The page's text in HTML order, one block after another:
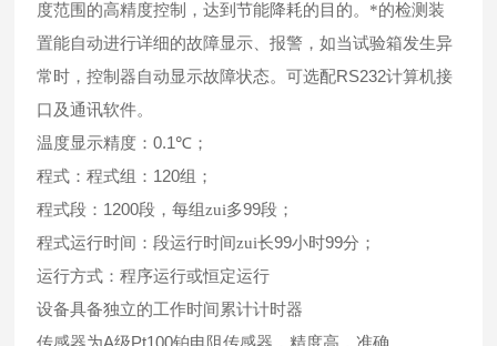
度范围的高精度控制，达到节能降耗的目的。*的检测装
置能自动进行详细的故障显示、报警，如当试验箱发生异
常时，控制器自动显示故障状态。可选配RS232计算机接
口及通讯软件。
温度显示精度：0.1℃；
程式：程式组： 120组；
程式段： 1200段，每组zui多99段；
程式运行时间：段运行时间zui长99小时99分；
运行方式：程序运行或恒定运行
设备具备独立的工作时间累计计时器
A Pt100